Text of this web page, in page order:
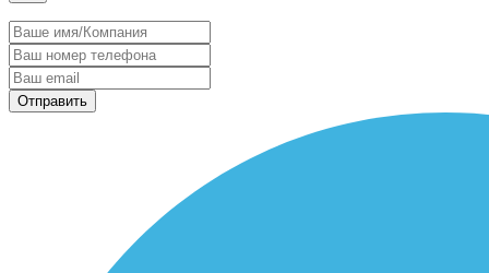
Отправить